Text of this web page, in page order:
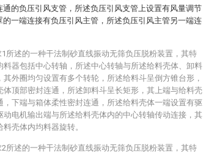
的负压引风支管，所述负压引风支管上设置有风量调节
的一端连接有负压引风主管，所述负压引风主管另一端连
所述的一种干法制砂直线振动无筛负压脱粉装置，其特
料器包括中心转轴，所述中心转轴与所述给料壳体、卸料
其外圈均匀设置有多个转轮，所述给料斗呈倒方锥台形，
体顶部密封连通，所述卸料斗呈长矩形，其上端与给料壳
，下端与箱体柔性密封连通，所述给料壳体一端设置有驱
动电机输出端与所述给料壳体内的中心转轴传动连接，其
壳体内均料器旋转。
所述的一种干法制砂直线振动无筛负压脱粉装置，其特